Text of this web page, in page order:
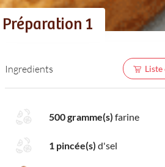
Préparation 1
Ingredients Liste
500 gramme(s) farine
1 pincée(s) d'sel